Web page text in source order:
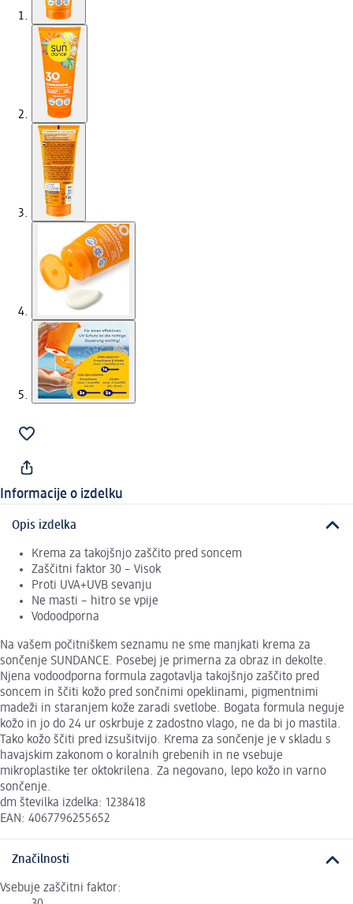
Informacije o izdelku
Opis izdelka
Krema za takojšnjo zaščito pred soncem
Zaščitni faktor 30 – Visok
Proti UVA+UVB sevanju
Ne masti – hitro se vpije
Vodoodporna
Na vašem počitniškem seznamu ne sme manjkati krema za
sončenje SUNDANCE. Posebej je primerna za obraz in dekolte.
Njena vodoodporna formula zagotavlja takojšnjo zaščito pred
soncem in ščiti kožo pred sončnimi opeklinami, pigmentnimi
madeži in staranjem kože zaradi svetlobe. Bogata formula neguje
kožo in jo do 24 ur oskrbuje z zadostno vlago, ne da bi jo mastila.
Tako kožo ščiti pred izsušitvijo. Krema za sončenje je v skladu s
havajskim zakonom o koralnih grebenih in ne vsebuje
mikroplastike ter oktokrilena. Za negovano, lepo kožo in varno
sončenje.
dm številka izdelka: 1238418
EAN: 4067796255652
Značilnosti
Vsebuje zaščitni faktor: